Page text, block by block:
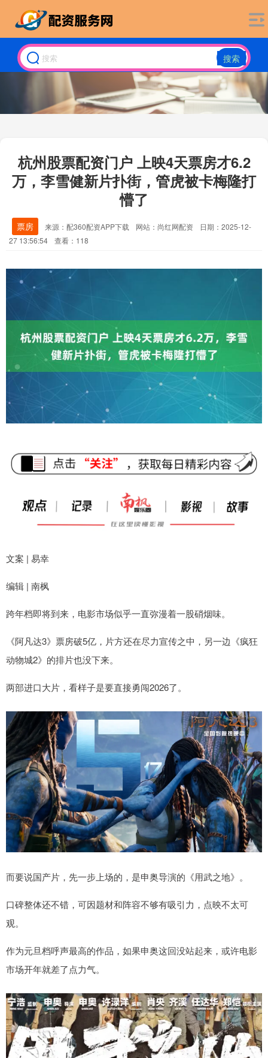
搜索
杭州股票配资门户 上映4天票房才6.2
万，李雪健新片扑街，管虎被卡梅隆打
懵了
票房 来源：配360配资APP下载 网站：尚红网配资
日期：2025-12-
27 13:56:54
查看：118
文案 | 易幸
编辑 | 南枫
跨年档即将到来，电影市场似乎一直弥漫着一股硝烟味。
《阿凡达3》票房破5亿，片方还在尽力宣传之中，另一边《疯狂
动物城2》的排片也没下来。
两部进口大片，看样子是要直接勇闯2026了。
而要说国产片，先一步上场的，是申奥导演的《用武之地》。
口碑整体还不错，可因题材和阵容不够有吸引力，点映不太可
观。
作为元旦档呼声最高的作品，如果申奥这回没站起来，或许电影
市场开年就差了点力气。